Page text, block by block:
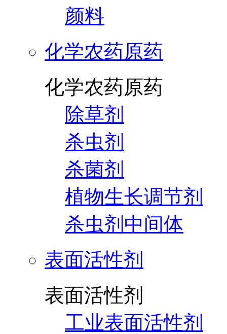
颜料
化学农药原药
化学农药原药
除草剂
杀虫剂
杀菌剂
植物生长调节剂
杀虫剂中间体
表面活性剂
表面活性剂
工业表面活性剂